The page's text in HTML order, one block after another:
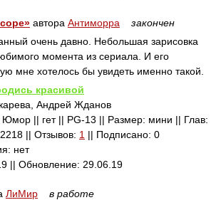
автора Антиморра
закончен
очень давно. Небольшая зарисовка
момента из сериала. И его
мне хотелось бы увидеть именно такой.
красивой
Андрей Жданов
|| гет || PG-13 || Размер: мини || Глав:
|| Отзывов: 1 || Подписано: 0
нет
|| Обновление: 29.06.19
ЛиМир
в работе